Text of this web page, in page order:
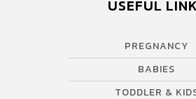
VIDEO
SUPPORT